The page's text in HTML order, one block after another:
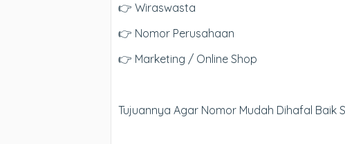
👉 Wiraswasta
👉 Nomor Perusahaan
👉 Marketing / Online Shop
Tujuannya Agar Nomor Mudah Dihafal Baik